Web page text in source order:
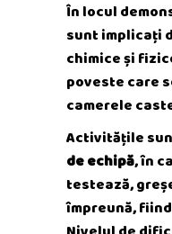
În locul
sunt implicați
chimice și
poveste care
camerele
Activitățile
de echipă, în
testează,
împreună,